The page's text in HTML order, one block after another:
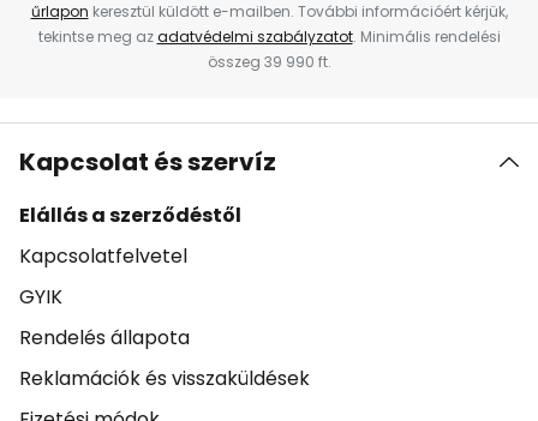
űrlapon keresztül küldött e-mailben. További információért kérjük,
tekintse meg azadatvédelmi szabályzatot. Minimális rendelési
összeg 39 990 ft.
Kapcsolat és szervíz
Elállás a szerződéstől
Kapcsolatfelvetel
GYIK
Rendelés állapota
Reklamációk és visszaküldések